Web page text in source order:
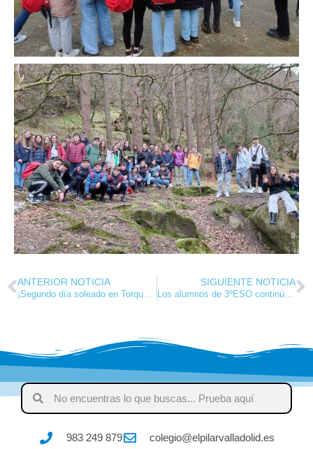
ANTERIOR NOTICIA
¡Segundo día soleado en Torquay para los estudiantes de 3º ESO!
SIGUIENTE NOTICIA
Los alumnos de 3ºESO continúan su emocionante viaje a Torquay: Descubrimiento, aventura y aprendizaje en los días 3 y 4
983 249 879 colegio@elpilarvalladolid.es